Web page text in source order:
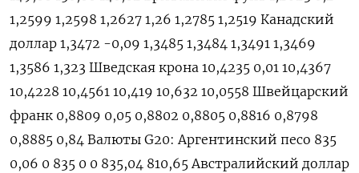
1,2599 1,2598 1,2627 1,26 1,2785 1,2519 Канадский
доллар 1,3472 -0,09 1,3485 1,3484 1,3491 1,3469
1,3586 1,323 Шведская крона 10,4235 0,01 10,4367
10,4228 10,4561 10,419 10,632 10,0558 Швейцарский
франк 0,8809 0,05 0,8802 0,8805 0,8816 0,8798
0,8885 0,84 Валюты G20: Аргентинский песо 835
0,06 0 835 0 0 835,04 810,65 Австралийский доллар